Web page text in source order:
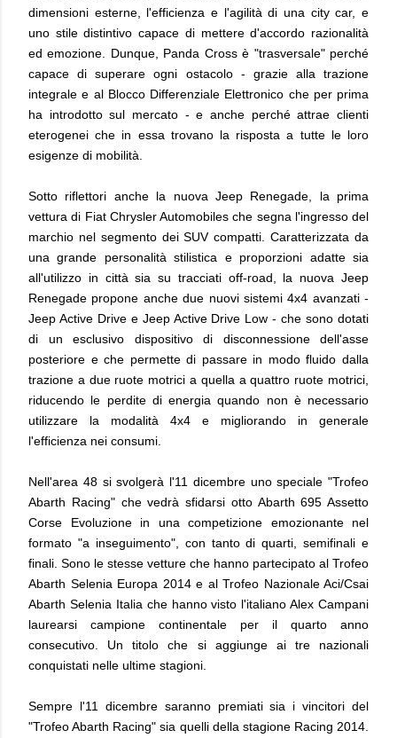
dimensioni esterne, l'efficienza e l'agilità di una city car, e
uno stile distintivo capace di mettere d'accordo razionalità
ed emozione. Dunque, Panda Cross è "trasversale" perché
capace di superare ogni ostacolo - grazie alla trazione
integrale e al Blocco Differenziale Elettronico che per prima
ha introdotto sul mercato - e anche perché attrae clienti
eterogenei che in essa trovano la risposta a tutte le loro
esigenze di mobilità.
Sotto riflettori anche la nuova Jeep Renegade, la prima
vettura di Fiat Chrysler Automobiles che segna l'ingresso del
marchio nel segmento dei SUV compatti. Caratterizzata da
una grande personalità stilistica e proporzioni adatte sia
all'utilizzo in città sia su tracciati off-road, la nuova Jeep
Renegade propone anche due nuovi sistemi 4x4 avanzati -
Jeep Active Drive e Jeep Active Drive Low - che sono dotati
di un esclusivo dispositivo di disconnessione dell'asse
posteriore e che permette di passare in modo fluido dalla
trazione a due ruote motrici a quella a quattro ruote motrici,
riducendo le perdite di energia quando non è necessario
utilizzare la modalità 4x4 e migliorando in generale
l'efficienza nei consumi.
Nell'area 48 si svolgerà l'11 dicembre uno speciale "Trofeo
Abarth Racing" che vedrà sfidarsi otto Abarth 695 Assetto
Corse Evoluzione in una competizione emozionante nel
formato "a inseguimento", con tanto di quarti, semifinali e
finali. Sono le stesse vetture che hanno partecipato al Trofeo
Abarth Selenia Europa 2014 e al Trofeo Nazionale Aci/Csai
Abarth Selenia Italia che hanno visto l'italiano Alex Campani
laurearsi campione continentale per il quarto anno
consecutivo. Un titolo che si aggiunge ai tre nazionali
conquistati nelle ultime stagioni.
Sempre l'11 dicembre saranno premiati sia i vincitori del
"Trofeo Abarth Racing" sia quelli della stagione Racing 2014.